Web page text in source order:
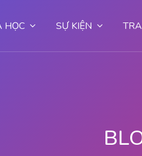
HỌC SỰ KIỆN